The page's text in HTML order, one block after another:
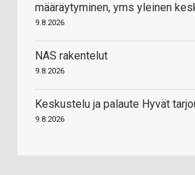
määräytyminen, yms yleinen
9.8.2026
NAS rakentelut
9.8.2026
Keskustelu ja palaute Hyvät
9.8.2026